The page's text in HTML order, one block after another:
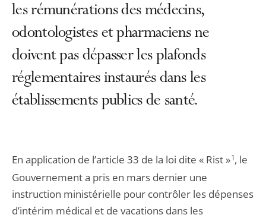
les rémunérations des médecins,
odontologistes et pharmaciens ne
doivent pas dépasser les plafonds
réglementaires instaurés dans les
établissements publics de santé.
En application de l’article 33 de la loi dite « Rist »1, le
Gouvernement a pris en mars dernier une
instruction ministérielle pour contrôler les dépenses
d’intérim médical et de vacations dans les